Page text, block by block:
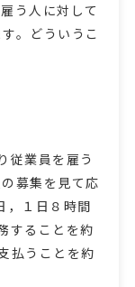
う人に対して
。どういうこ
従業員を雇う
募集を見て応
，１日８時間
することを約
払うことを約